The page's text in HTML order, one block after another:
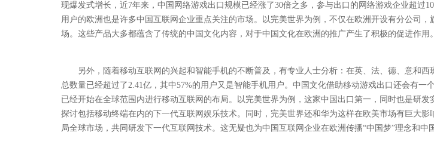
现爆发式增长，近7年来，中国网络游戏出口规模已经涨了30倍之多，参与出口的网络游戏企业超过
用户的欧洲也是许多中国互联网企业重点关注的市场。以完美世界为例，不仅在欧洲开设有分公司
场。这些产品大多都蕴含了传统的中国文化内容，对于中国文化在欧洲的推广产生了积极的促进作用。
另外，随着移动互联网的兴起和智能手机的不断普及，有专业人士分析：在英、法、德、意和
总数量已经超过了2.41亿，其中57%的用户又是智能手机用户。中国文化借助移动游戏出口还会有一
已经开始在全球范围内进行移动互联网的布局。以完美世界为例，这家中国出口第一，同时也是研
探讨包括移动终端在内的下一代互联网娱乐技术。同时，完美世界还和华为这样在欧美市场有巨大
局全球市场，共同研发下一代互联网技术。这无疑也为中国互联网企业在欧洲传播“中国梦”理念和中